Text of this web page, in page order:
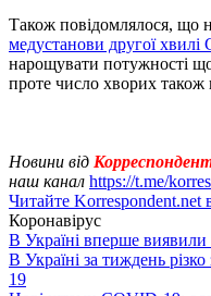
Також повідомлялося, що
медустанови другої
нарощувати потужності
проте число хворих також
Новини від
наш канал https://t.me/
Читайте Korrespondent.net
Коронавірус
В Україні вперше виявили
В Україні за тиждень
19